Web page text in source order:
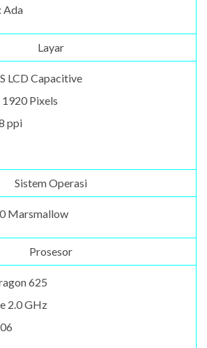
Ada
Layar
LCD Capacitive
Pixels
ppi
Sistem Operasi
Marsmallow
Prosesor
625
2.0 GHz